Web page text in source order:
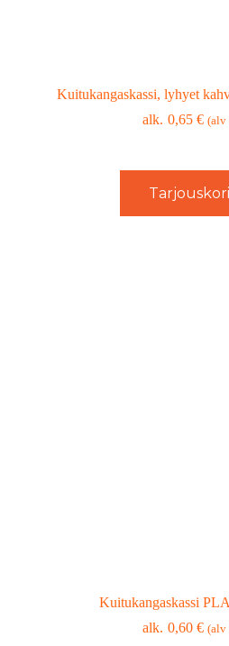
Kuitukangaskassi, lyhyet
0,65€ (alv
Kuitukangaskassi
0,60€ (alv